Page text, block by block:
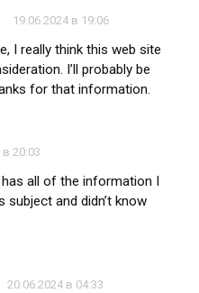
19.06.2024 в 19:06
I really think this web site
I’ll probably be
for that information.
в 20:03
all of the information I
subject and didn’t know
20.06.2024 в 04:33